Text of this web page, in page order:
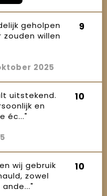
geholpen
willen
9
2025
uitstekend.
en
éc..."
10
wij gebruik
zowel
10